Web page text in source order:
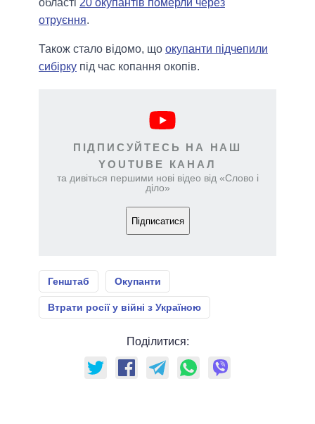
області 20 окупантів померли через
отруєння.
Також стало відомо, що окупанти підчепили
сибірку під час копання окопів.
ПІДПИСУЙТЕСЬ НА НАШ
YOUTUBE КАНАЛ
та дивіться першими нові відео від «Слово і
діло»
Підписатися
Генштаб Окупанти
Втрати росії у війні з Україною
Поділитися: